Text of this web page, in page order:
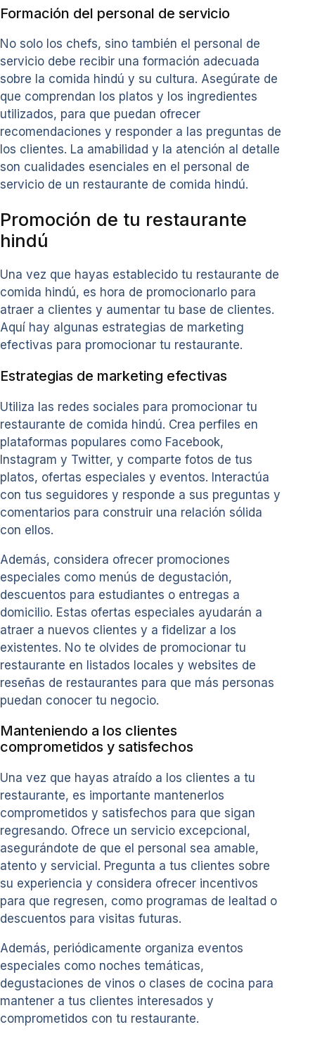
Formación del personal de servicio
No solo los chefs, sino también el personal de
servicio debe recibir una formación adecuada
sobre la comida hindú y su cultura. Asegúrate de
que comprendan los platos y los ingredientes
utilizados, para que puedan ofrecer
recomendaciones y responder a las preguntas de
los clientes. La amabilidad y la atención al detalle
son cualidades esenciales en el personal de
servicio de un restaurante de comida hindú.
Promoción de tu restaurante
hindú
Una vez que hayas establecido tu restaurante de
comida hindú, es hora de promocionarlo para
atraer a clientes y aumentar tu base de clientes.
Aquí hay algunas estrategias de marketing
efectivas para promocionar tu restaurante.
Estrategias de marketing efectivas
Utiliza las redes sociales para promocionar tu
restaurante de comida hindú. Crea perfiles en
plataformas populares como Facebook,
Instagram y Twitter, y comparte fotos de tus
platos, ofertas especiales y eventos. Interactúa
con tus seguidores y responde a sus preguntas y
comentarios para construir una relación sólida
con ellos.
Además, considera ofrecer promociones
especiales como menús de degustación,
descuentos para estudiantes o entregas a
domicilio. Estas ofertas especiales ayudarán a
atraer a nuevos clientes y a fidelizar a los
existentes. No te olvides de promocionar tu
restaurante en listados locales y websites de
reseñas de restaurantes para que más personas
puedan conocer tu negocio.
Manteniendo a los clientes
comprometidos y satisfechos
Una vez que hayas atraído a los clientes a tu
restaurante, es importante mantenerlos
comprometidos y satisfechos para que sigan
regresando. Ofrece un servicio excepcional,
asegurándote de que el personal sea amable,
atento y servicial. Pregunta a tus clientes sobre
su experiencia y considera ofrecer incentivos
para que regresen, como programas de lealtad o
descuentos para visitas futuras.
Además, periódicamente organiza eventos
especiales como noches temáticas,
degustaciones de vinos o clases de cocina para
mantener a tus clientes interesados y
comprometidos con tu restaurante.